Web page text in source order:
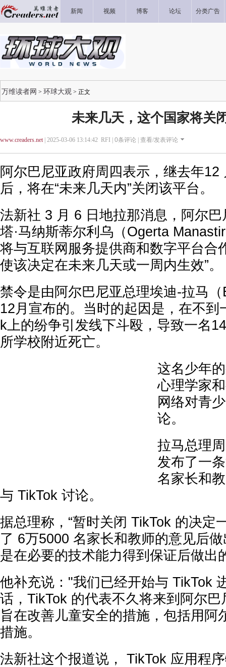
新闻 视频 博客 论坛 分类广告
万维读者网 > 环球大观 > 正文
未来几天，这个国家将关
www.creaders.net| 2025-03-06 13:14:42 RFI | 0条评论 | 查看/发表评论
阿尔巴尼亚政府周四表示，继去年12
后，将在“未来几天内”关闭该平台。
法新社 3 月 6 日地拉那消息，阿尔
塔·马纳斯蒂尔利乌（Ogerta
将与互联网服务提供商和数字平台合
使该决定在未来几天或一周内生效”。
禁令是由阿尔巴尼亚总理埃迪-拉马
12月宣布的。当时的起因是，在不到
k上的纷争引发线下斗殴，导致一名
所学校附近死亡。
这名少年
心理学家
网络对青
论。
拉马总理
发布了一
名家长和
与 TikTok 讨论。
据总理称，“暂时关闭 TikTok 的决定
了 6万5000 名家长和教师的意见后
是在必要的技术能力得到保证后做出
他补充说："我们已经开始与 TikTok
话，TikTok 的代表不久将来到阿尔
旨在改善儿童安全的措施，包括用阿
措施。
法新社这个报道说， TikTok 应用程